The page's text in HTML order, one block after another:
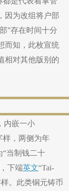
因为改组将户部
”存在时间十分
而知，此枚宣统
相对其他版别的
内嵌一小
样，两侧为年
“当制钱二十
下端英文“Tai-
。此类铜元铸币